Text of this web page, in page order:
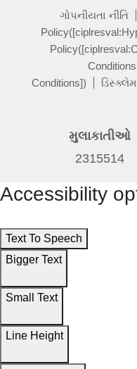
ગોપનીયતા નીતિ
Conditions])
મુલાકાતીઓ
2315514
Accessibility
Text To Speech
Bigger Text
Small Text
Line Height